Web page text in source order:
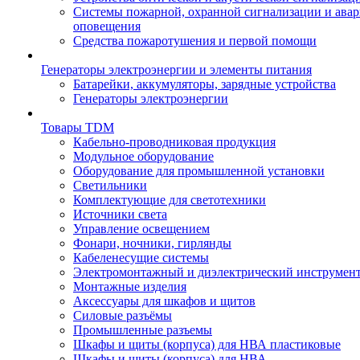
Системы пожарной, охранной сигнализации и
оповещения
Средства пожаротушения и первой помощи
Генераторы электроэнергии и элементы питания
Батарейки, аккумуляторы, зарядные устройства
Генераторы электроэнергии
Товары TDM
Кабельно-проводниковая продукция
Модульное оборудование
Оборудование для промышленной установки
Светильники
Комплектующие для светотехники
Источники света
Управление освещением
Фонари, ночники, гирлянды
Кабеленесущие системы
Электромонтажный и диэлектрический
Монтажные изделия
Аксессуары для шкафов и щитов
Силовые разъёмы
Промышленные разъемы
Шкафы и щиты (корпуса) для НВА пластиковые